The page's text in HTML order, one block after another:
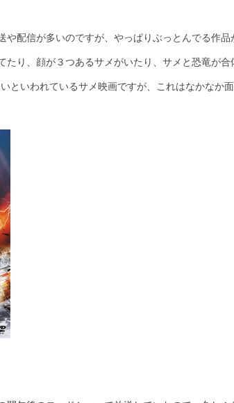
や配信が多いのですが、やっぱりぶっとんでる作
たり、顔が３つあるサメがいたり、サメと恐竜が
といわれているサメ映画ですが、これはなかなか